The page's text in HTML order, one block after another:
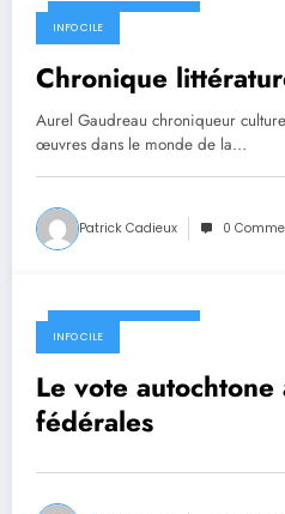
30 septembre 2019
INFO CILE
Chronique
Aurel Gaudreau chroniqueur
œuvres dans le monde de la…
Patrick Cadieux 0
30 septembre 2019
INFO CILE
Le vote
fédérales